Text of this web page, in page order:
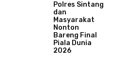
Polres Sintang
dan
Masyarakat
Nonton
Bareng Final
Piala Dunia
2026